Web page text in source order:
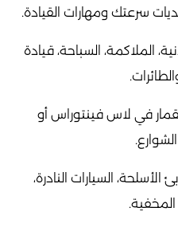
سرعتك ومهارات القيادة.
الملاكمة، السباحة، قيادة
في لاس فينتوراس أو
السيارات النادرة،
المخفية.